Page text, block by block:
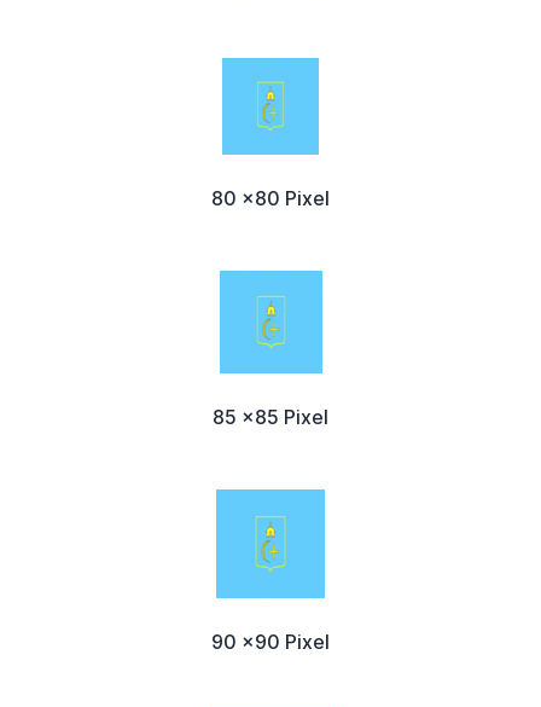
80 x80 Pixel
85 x85 Pixel
90 x90 Pixel